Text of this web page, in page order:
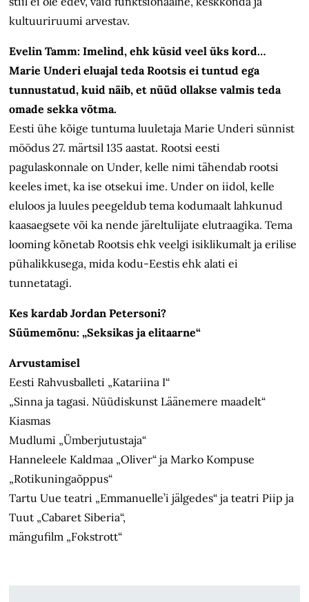
kultuuriruumi arvestav.
Evelin Tamm:Imelind, ehk küsid veel üks kord…
Marie Underi eluajal teda Rootsis ei tuntud ega
tunnustatud, kuid näib, et nüüd ollakse valmis teda
omade sekka võtma.
Eesti ühe kõige tuntuma luuletaja Marie Underi sünnist
möödus 27. märtsil 135 aastat. Rootsi eesti
pagulaskonnale on Under, kelle nimi tähendab rootsi
keeles imet, ka ise otsekui ime. Under on iidol, kelle
eluloos ja luules peegeldub tema kodumaalt lahkunud
kaasaegsete või ka nende järeltulijate elutraagika. Tema
looming kõnetab Rootsis ehk veelgi isiklikumalt ja erilise
pühalikkusega, mida kodu-Eestis ehk alati ei
tunnetatagi.
Kes kardab Jordan Petersoni?
Süümemõnu: „Seksikas ja elitaarne“
Arvustamisel
Eesti Rahvusballeti „Katariina I“
„Sinna ja tagasi. Nüüdiskunst Läänemere maadelt“
Kiasmas
Mudlumi „Ümberjutustaja“
Hanneleele Kaldmaa „Oliver“ ja Marko Kompuse
„Rotikuningaõppus“
Tartu Uue teatri „Emmanuelle’i jälgedes“ ja teatri Piip ja
Tuut „Cabaret Siberia“,
mängufilm „Fokstrott“